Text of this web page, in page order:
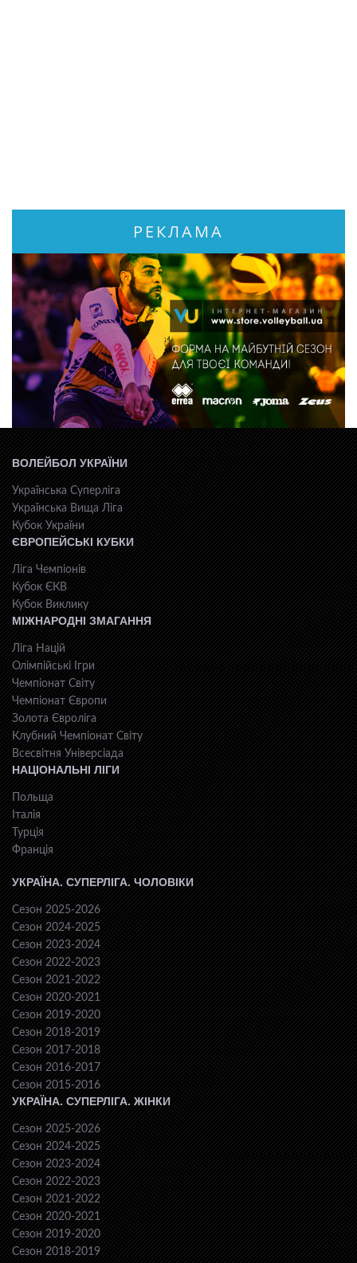
РЕКЛАМА
ВОЛЕЙБОЛ УКРАЇНИ
Українська Суперліга
Українська Вища Ліга
Кубок України
ЄВРОПЕЙСЬКІ КУБКИ
Ліга Чемпіонів
Кубок ЄКВ
Кубок Виклику
МІЖНАРОДНІ ЗМАГАННЯ
Ліга Націй
Олімпійські Ігри
Чемпіонат Світу
Чемпіонат Європи
Золота Євроліга
Клубний Чемпіонат Світу
Всесвiтня Унiверсiaда
НАЦІОНАЛЬНІ ЛІГИ
Польща
Італія
Турція
Франція
УКРАЇНА. СУПЕРЛІГА. ЧОЛОВІКИ
Сезон 2025-2026
Сезон 2024-2025
Сезон 2023-2024
Сезон 2022-2023
Сезон 2021-2022
Сезон 2020-2021
Сезон 2019-2020
Сезон 2018-2019
Сезон 2017-2018
Сезон 2016-2017
Сезон 2015-2016
УКРАЇНА. СУПЕРЛІГА. ЖІНКИ
Сезон 2025-2026
Сезон 2024-2025
Сезон 2023-2024
Сезон 2022-2023
Сезон 2021-2022
Сезон 2020-2021
Сезон 2019-2020
Сезон 2018-2019